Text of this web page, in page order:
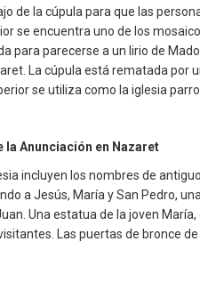
de la cúpula para que las
se encuentra uno de los
para parecerse a un lirio de
La cúpula está rematada por
se utiliza como la iglesia
Anunciación en Nazaret
incluyen los nombres de
a Jesús, María y San Pedro,
Una estatua de la joven
Las puertas de bronce